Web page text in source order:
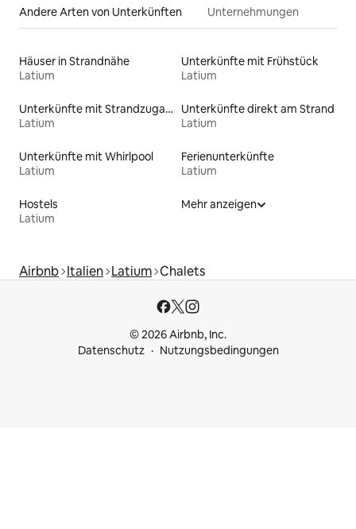
Andere Arten von Unterkünften Unternehmungen
Häuser in Strandnähe
Latium
Unterkünfte mit Frühstück
Latium
Unterkünfte mit Strandzugang
Latium
Unterkünfte direkt am Strand
Latium
Unterkünfte mit Whirlpool
Latium
Ferienunterkünfte
Latium
Hostels
Latium
Mehr anzeigen
Airbnb Italien Latium Chalets
© 2026 Airbnb, Inc.
Datenschutz
Nutzungsbedingungen